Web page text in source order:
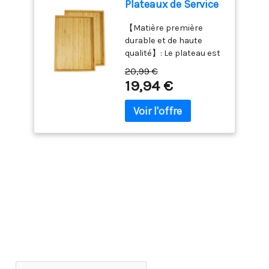
emballages sont utilisés
avec les meilleures
mousses EPE pour
pendant le transport,
ces bols arriveront en
toute sécurité à votre
porte.
les tiges métalliques
glissement. 【Passe au
Lave-vaisselle et Facile à
Nettoyer】: Ils peuvent
être mis au lave-
vaisselle et dans
l'armoire de
stérilisation.Résolvez
complètement le
problème du nettoyage
travail et les laver à l'eau
utiliser dans les
restaurants et à la
maison et bonne
emporter. ✅ LONGUEUR
20 CM ÉPAISSEUR 4,5
MM : Prise en main
facile, même pour les
elle ne tache pas et
odeurs. La durabilité
durable de ce plat de
service le rend aussi
solide qu'une planche à
découper, évitant les
mais léger pour une
utilisation facile. Sain :
sculpté avec de
pour la forme et la
Plateaux de Service
Portables Bambou
pour Cuisine, Salle à
Manger, Snack,
Fruits, TV, lit
(Naturel)
【Matière première
durable et de haute
qualité】: Le plateau est
notre savoir-faire exquis
pour vous fournir une
surface lisse,
imperméable à l’eau,
20,99 €
19,94 €